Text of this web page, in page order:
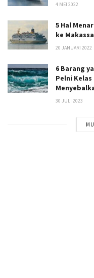
4 MEI 2022
5 Hal
ke
20 JANUARI 2022
6 Barang
Pelni
30 JULI 2023